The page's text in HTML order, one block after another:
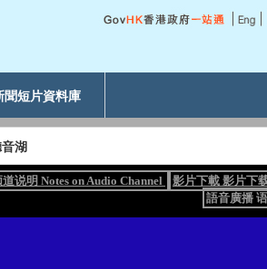
聞短片資料庫
湖